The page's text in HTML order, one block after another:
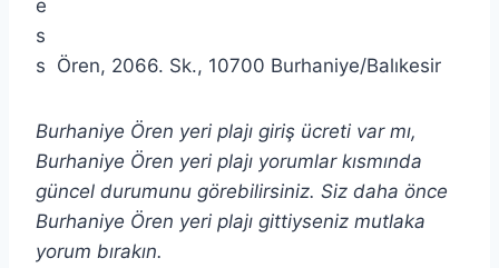
Ören, 2066. Sk., 10700 Burhaniye/Balıkesir
Burhaniye Ören yeri plajı giriş ücreti var mı,
Burhaniye Ören yeri plajı yorumlar kısmında
güncel durumunu görebilirsiniz. Siz daha önce
Burhaniye Ören yeri plajı gittiyseniz mutlaka
yorum bırakın.